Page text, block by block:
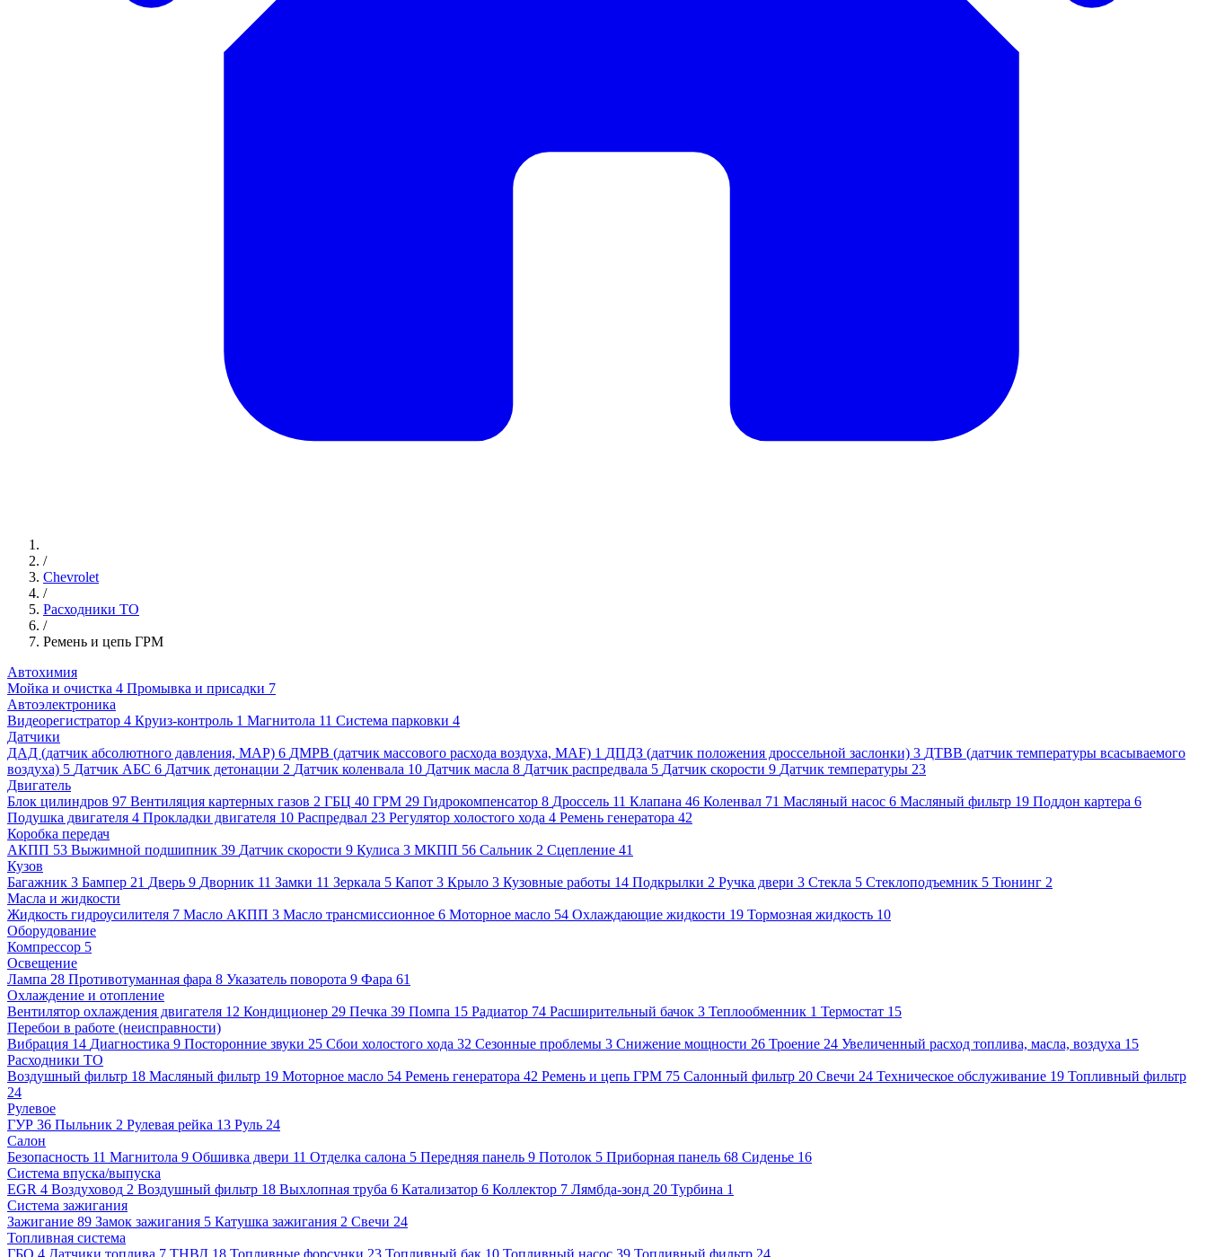
/
Chevrolet
/
Расходники ТО
/
Ремень и цепь ГРМ
Автохимия
Мойка и очистка 4 Промывка и присадки 7
Автоэлектроника
Видеорегистратор 4 Круиз-контроль 1 Магнитола 11 Система парковки 4
Датчики
ДАД (датчик абсолютного давления, MAP) 6 ДМРВ (датчик массового расхода воздуха, MAF) 1 ДПДЗ (датчик положения дроссельной заслонки) 3 ДТВВ (датчик температуры всасываемого
воздуха) 5 Датчик АБС 6 Датчик детонации 2 Датчик коленвала 10 Датчик масла 8 Датчик распредвала 5 Датчик скорости 9 Датчик температуры 23
Двигатель
Блок цилиндров 97 Вентиляция картерных газов 2 ГБЦ 40 ГРМ 29 Гидрокомпенсатор 8 Дроссель 11 Клапана 46 Коленвал 71 Масляный насос 6 Масляный фильтр 19 Поддон картера 6
Подушка двигателя 4 Прокладки двигателя 10 Распредвал 23 Регулятор холостого хода 4 Ремень генератора 42
Коробка передач
АКПП 53 Выжимной подшипник 39 Датчик скорости 9 Кулиса 3 МКПП 56 Сальник 2 Сцепление 41
Кузов
Багажник 3 Бампер 21 Дверь 9 Дворник 11 Замки 11 Зеркала 5 Капот 3 Крыло 3 Кузовные работы 14 Подкрылки 2 Ручка двери 3 Стекла 5 Стеклоподъемник 5 Тюнинг 2
Масла и жидкости
Жидкость гидроусилителя 7 Масло АКПП 3 Масло трансмиссионное 6 Моторное масло 54 Охлаждающие жидкости 19 Тормозная жидкость 10
Оборудование
Компрессор 5
Освещение
Лампа 28 Противотуманная фара 8 Указатель поворота 9 Фара 61
Охлаждение и отопление
Вентилятор охлаждения двигателя 12 Кондиционер 29 Печка 39 Помпа 15 Радиатор 74 Расширительный бачок 3 Теплообменник 1 Термостат 15
Перебои в работе (неисправности)
Вибрация 14 Диагностика 9 Посторонние звуки 25 Сбои холостого хода 32 Сезонные проблемы 3 Снижение мощности 26 Троение 24 Увеличенный расход топлива, масла, воздуха 15
Расходники ТО
Воздушный фильтр 18 Масляный фильтр 19 Моторное масло 54 Ремень генератора 42 Ремень и цепь ГРМ 75 Салонный фильтр 20 Свечи 24 Техническое обслуживание 19 Топливный фильтр
24
Рулевое
ГУР 36 Пыльник 2 Рулевая рейка 13 Руль 24
Салон
Безопасность 11 Магнитола 9 Обшивка двери 11 Отделка салона 5 Передняя панель 9 Потолок 5 Приборная панель 68 Сиденье 16
Система впуска/выпуска
EGR 4 Воздуховод 2 Воздушный фильтр 18 Выхлопная труба 6 Катализатор 6 Коллектор 7 Лямбда-зонд 20 Турбина 1
Система зажигания
Зажигание 89 Замок зажигания 5 Катушка зажигания 2 Свечи 24
Топливная система
ГБО 4 Датчики топлива 7 ТНВД 18 Топливные форсунки 23 Топливный бак 10 Топливный насос 39 Топливный фильтр 24